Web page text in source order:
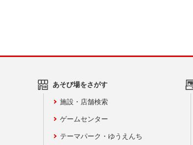
あそび場をさがす
施設・店舗検索
ゲームセンター
テーマパーク・ゆうえんち